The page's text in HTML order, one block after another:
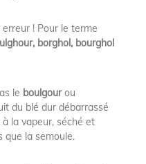
! Pour le terme
borghol, bourghol
le boulgourou
du blé dur débarrassé
à la vapeur, séché et
que la semoule.